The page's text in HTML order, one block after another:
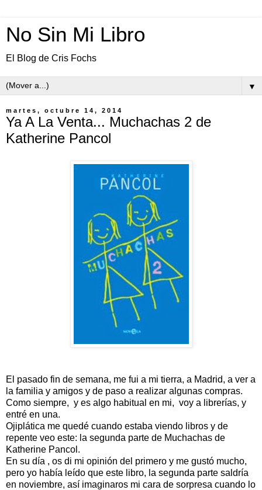
No Sin Mi Libro
El Blog de Cris Fochs
▼
martes, octubre 14, 2014
Ya A La Venta... Muchachas 2 de
Katherine Pancol
El pasado fin de semana, me fui a mi tierra, a Madrid, a ver a
la familia y amigos y de paso a realizar algunas compras.
Como siempre, y es algo habitual en mi, voy a librerías, y
entré en una.
Ojiplática me quedé cuando estaba viendo libros y de
repente veo este: la segunda parte de Muchachas de
Katherine Pancol.
En su día , os di mi opinión del primero y me gustó mucho,
pero yo había leído que este libro, la segunda parte saldría
en noviembre, así imaginaros mi cara de sorpresa cuando lo